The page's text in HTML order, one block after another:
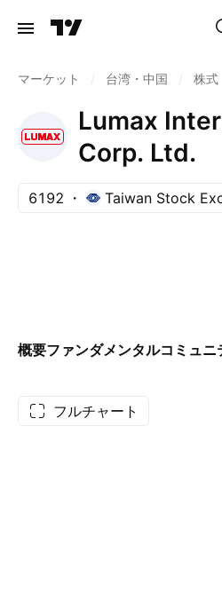
マーケット 台湾・中国 株式
Lumax
Corp. Ltd.
6192 Taiwan Stock
概要ファンダメンタルコミュニ
フルチャート